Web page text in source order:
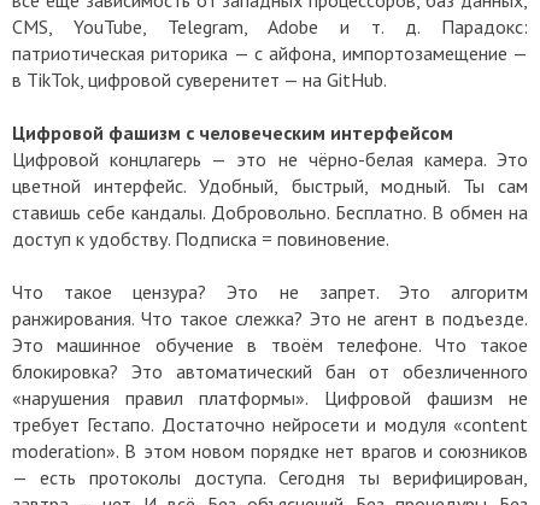
CMS, YouTube, Telegram, Adobe и т. д. Парадокс:
патриотическая риторика — с айфона, импортозамещение —
в TikTok, цифровой суверенитет — на GitHub.
Цифровой фашизм с человеческим интерфейсом
Цифровой концлагерь — это не чёрно-белая камера. Это
цветной интерфейс. Удобный, быстрый, модный. Ты сам
ставишь себе кандалы. Добровольно. Бесплатно. В обмен на
доступ к удобству. Подписка = повиновение.
Что такое цензура? Это не запрет. Это алгоритм
ранжирования. Что такое слежка? Это не агент в подъезде.
Это машинное обучение в твоём телефоне. Что такое
блокировка? Это автоматический бан от обезличенного
«нарушения правил платформы». Цифровой фашизм не
требует Гестапо. Достаточно нейросети и модуля «content
moderation». В этом новом порядке нет врагов и союзников
— есть протоколы доступа. Сегодня ты верифицирован,